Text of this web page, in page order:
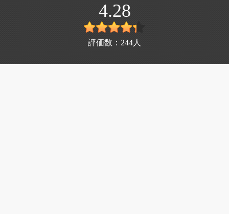
4.28
評価数： 244 人